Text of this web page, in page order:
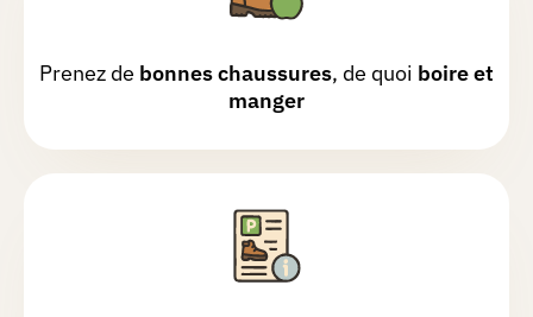
Prenez de bonnes chaussures, de quoi boire et
manger